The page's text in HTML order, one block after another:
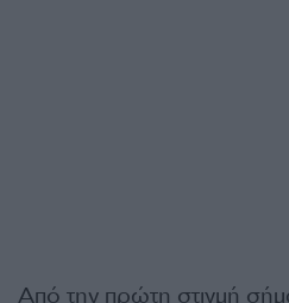
Από την πρώτη στιγμή